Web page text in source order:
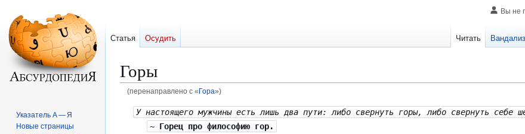
Горы
(перенаправлено с « Гора»)
Перейти
Перейти
У настоящего мужчины есть лишь два пути: либо свернуть горы, либо свернуть себе
~ Горец про философию гор.
Вы не
Статья Осудить Читать
Указатель А — Я
Новые страницы